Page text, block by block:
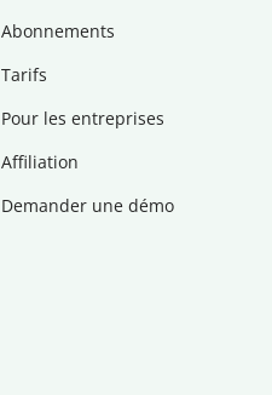
Abonnements
Tarifs
Pour les entreprises
Affiliation
Demander une démo